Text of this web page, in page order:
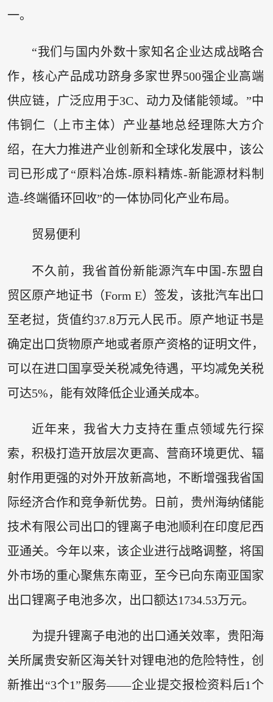
一。
“我们与国内外数十家知名企业达成战略合
作，核心产品成功跻身多家世界500强企业高端
供应链，广泛应用于3C、动力及储能领域。”中
伟铜仁（上市主体）产业基地总经理陈大方介
绍，在大力推进产业创新和全球化发展中，该公
司已形成了“原料冶炼-原料精炼-新能源材料制
造-终端循环回收”的一体协同化产业布局。
贸易便利
不久前，我省首份新能源汽车中国-东盟自
贸区原产地证书（Form E）签发，该批汽车出口
至老挝，货值约37.8万元人民币。原产地证书是
确定出口货物原产地或者原产资格的证明文件，
可以在进口国享受关税减免待遇，平均减免关税
可达5%，能有效降低企业通关成本。
近年来，我省大力支持在重点领域先行探
索，积极打造开放层次更高、营商环境更优、辐
射作用更强的对外开放新高地，不断增强我省国
际经济合作和竞争新优势。日前，贵州海纳储能
技术有限公司出口的锂离子电池顺利在印度尼西
亚通关。今年以来，该企业进行战略调整，将国
外市场的重心聚焦东南亚，至今已向东南亚国家
出口锂离子电池多次，出口额达1734.53万元。
为提升锂离子电池的出口通关效率，贵阳海
关所属贵安新区海关针对锂电池的危险特性，创
新推出“3个1”服务——企业提交报检资料后1个